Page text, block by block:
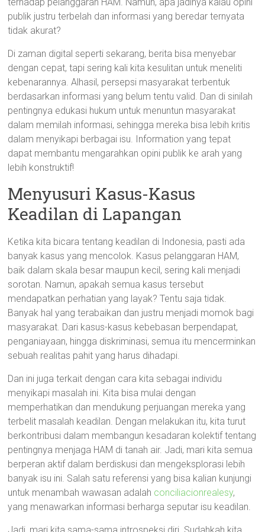
publik justru terbelah dan informasi yang beredar ternyata
tidak akurat?
Di zaman digital seperti sekarang, berita bisa menyebar
dengan cepat, tapi sering kali kita kesulitan untuk meneliti
kebenarannya. Alhasil, persepsi masyarakat terbentuk
berdasarkan informasi yang belum tentu valid. Dan di sinilah
pentingnya edukasi hukum untuk menuntun masyarakat
dalam memilah informasi, sehingga mereka bisa lebih kritis
dalam menyikapi berbagai isu. Information yang tepat
dapat membantu mengarahkan opini publik ke arah yang
lebih konstruktif!
Menyusuri Kasus-Kasus
Keadilan di Lapangan
Ketika kita bicara tentang keadilan di Indonesia, pasti ada
banyak kasus yang mencolok. Kasus pelanggaran HAM,
baik dalam skala besar maupun kecil, sering kali menjadi
sorotan. Namun, apakah semua kasus tersebut
mendapatkan perhatian yang layak? Tentu saja tidak.
Banyak hal yang terabaikan dan justru menjadi momok bagi
masyarakat. Dari kasus-kasus kebebasan berpendapat,
penganiayaan, hingga diskriminasi, semua itu mencerminkan
sebuah realitas pahit yang harus dihadapi.
Dan ini juga terkait dengan cara kita sebagai individu
menyikapi masalah ini. Kita bisa mulai dengan
memperhatikan dan mendukung perjuangan mereka yang
terbelit masalah keadilan. Dengan melakukan itu, kita turut
berkontribusi dalam membangun kesadaran kolektif tentang
pentingnya menjaga HAM di tanah air. Jadi, mari kita semua
berperan aktif dalam berdiskusi dan mengeksplorasi lebih
banyak isu ini. Salah satu referensi yang bisa kalian kunjungi
untuk menambah wawasan adalah conciliacionrealesy,
yang menawarkan informasi berharga seputar isu keadilan.